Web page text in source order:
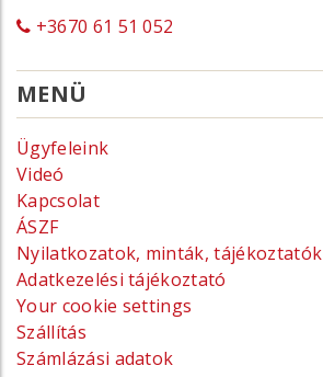
+3670 61 51 052
MENÜ
Ügyfeleink
Videó
Kapcsolat
ÁSZF
Nyilatkozatok, minták, tájékoztatók
Adatkezelési tájékoztató
Your cookie settings
Szállítás
Számlázási adatok